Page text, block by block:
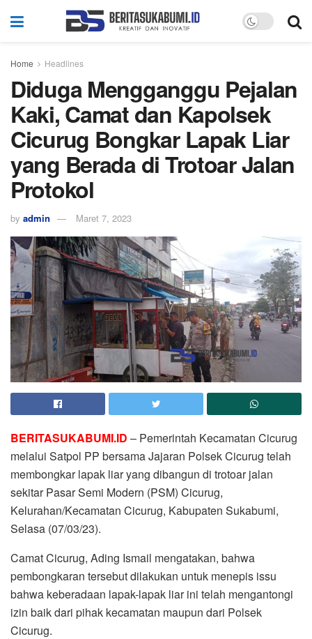
Home Headlines
Diduga Mengganggu Pejalan
Kaki, Camat dan Kapolsek
Cicurug Bongkar Lapak Liar
yang Berada di Trotoar Jalan
Protokol
by admin Maret 7, 2023
BERITASUKABUMI.ID – Pemerintah Kecamatan Cicurug
melalui Satpol PP bersama Jajaran Polsek Cicurug telah
membongkar lapak liar yang dibangun di trotoar jalan
sekitar Pasar Semi Modern (PSM) Cicurug,
Kelurahan/Kecamatan Cicurug, Kabupaten Sukabumi,
Selasa (07/03/23).
Camat Cicurug, Ading Ismail mengatakan, bahwa
pembongkaran tersebut dilakukan untuk menepis issu
bahwa keberadaan lapak-lapak liar ini telah mengantongi
izin baik dari pihak kecamatan maupun dari Polsek
Cicurug.